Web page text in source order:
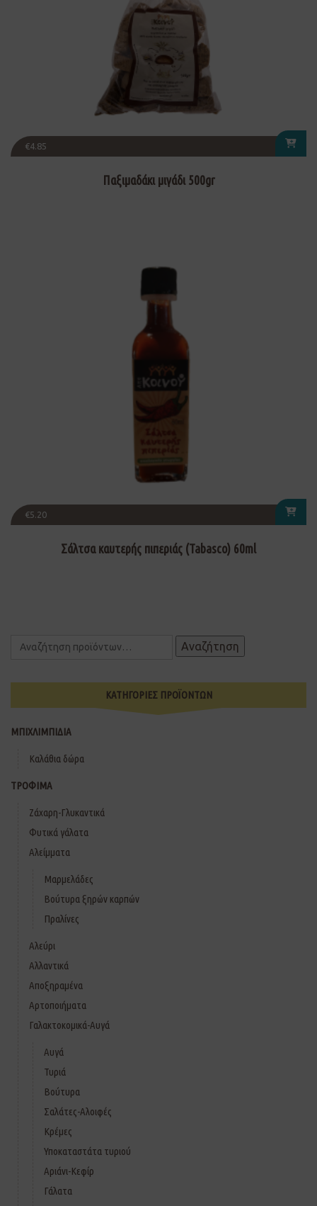
€4.85
Παξιμαδάκι μιγάδι 500gr
€5.20
Σάλτσα καυτερής πιπεριάς (Tabasco) 60ml
Αναζήτηση
ΚΑΤΗΓΟΡΙΕΣ ΠΡΟΪΟΝΤΩΝ
ΜΠΙΧΛΙΜΠΙΔΙΑ
Καλάθια δώρα
ΤΡΟΦΙΜΑ
Ζάχαρη-Γλυκαντικά
Φυτικά γάλατα
Αλείμματα
Μαρμελάδες
Βούτυρα ξηρών καρπών
Πραλίνες
Αλεύρι
Αλλαντικά
Αποξηραμένα
Αρτοποιήματα
Γαλακτοκομικά-Αυγά
Αυγά
Τυριά
Βούτυρα
Σαλάτες-Αλοιφές
Κρέμες
Υποκαταστάτα τυριού
Αριάνι-Κεφίρ
Γάλατα